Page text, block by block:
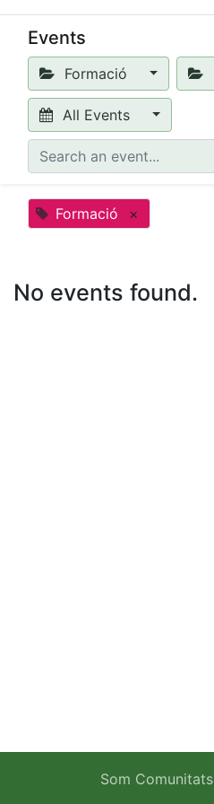
Events
Formació
All Events
Formació ×
No events found.
Som Comunitats